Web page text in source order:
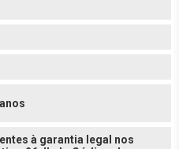
à garantia legal nos